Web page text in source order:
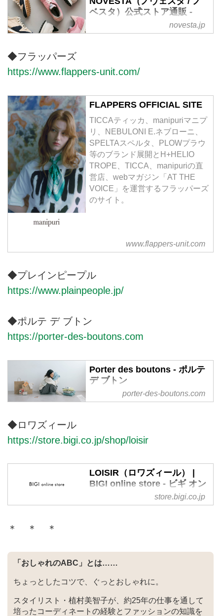
ベスタ）公式ストア通販 -
NOVESTA JAPAN OFFICIAL
STORE
アブランド「NOVESTA（ノヴェ
インストア。メイド・イン・スロ
バキアのスニーカー。
novesta.jp
◆フラッパーズ
https://www.flappers-unit.com/
FLAPPERS OFFICIAL SITE
TICCAティッカ、manipuriマニプ
リ、NEBULONI E.ネブローニ、
SPELTAスペルタ、PLOWプラウ
等のブランド展開とH+HELIO
TROPE、TICCA、manipuriの直
営店、webマガジン「AT THE
VOICE」を運営するフラッパーズ
のサイト。
www.flappers-unit.com
◆プレインピープル
https://www.plainpeople.jp/
◆ポルテ デ ブトン
https://porter-des-boutons.com
Porter des boutons - ポルテ
デ ブトン
"Porter des boutons ＜ポルテ デ
く大切にしたくなる。Porter des
ます
porter-des-boutons.com
◆ロワズィール
https://store.bigi.co.jp/shop/loisir
LOISIR（ロワズィール） |
BIGI online store - ビギ オン
store.bigi.co.jp
＊ ＊ ＊
「おしゃれのABC」とは……
ちょっとしたコツで、ぐっとおしゃれに。
スタイリスト・植村美智子が、約25年の仕事を通して
培ったコーディネートの経験とファッションの知識を